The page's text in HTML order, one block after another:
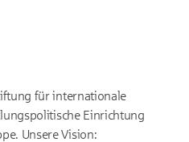
für internationale
Einrichtung
Unsere Vision: